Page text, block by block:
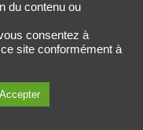
du contenu ou
consentez à
site conformément à